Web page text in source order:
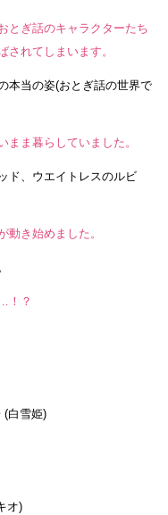
とぎ話のキャラクターたち
されてしまいます。
本当の姿(おとぎ話の世界で
まま暮らしていました。
ド、ウエイトレスのルビ
動き始めました。
！？
(白雪姫)
オ)